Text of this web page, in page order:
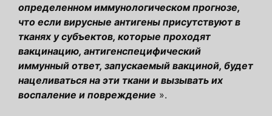
определенном иммунологическом прогнозе,
что если вирусные антигены присутствуют в
тканях у субъектов, которые проходят
вакцинацию, антигенспецифический
иммунный ответ, запускаемый вакциной, будет
нацеливаться на эти ткани и вызывать их
воспаление и повреждение ».